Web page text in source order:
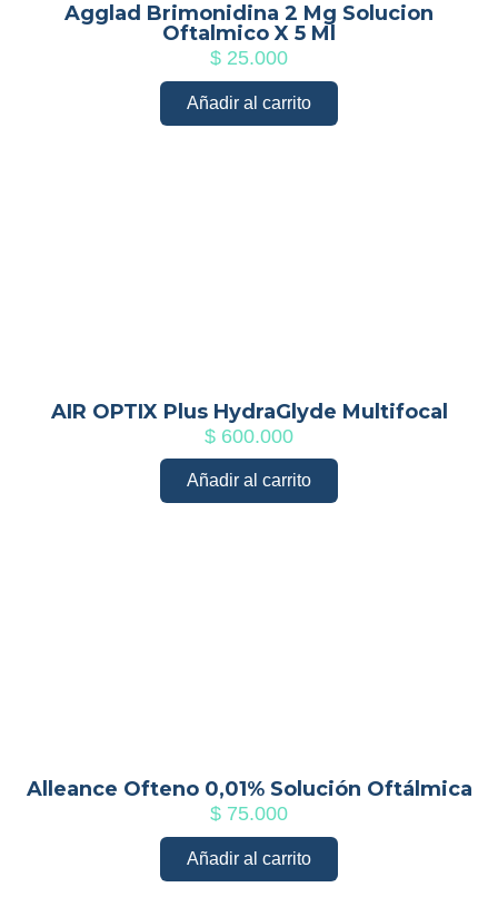
Agglad Brimonidina 2 Mg Solucion
Oftalmico X 5 Ml
$ 25.000
Añadir al carrito
AIR OPTIX Plus HydraGlyde Multifocal
$ 600.000
Añadir al carrito
Alleance Ofteno 0,01% Solución Oftálmica
$ 75.000
Añadir al carrito